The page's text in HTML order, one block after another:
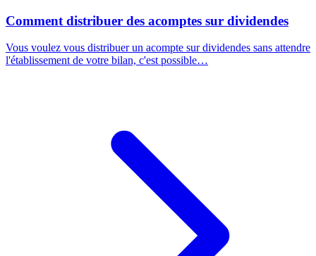
Comment distribuer des acomptes sur dividendes
Vous voulez vous distribuer un acompte sur dividendes sans attendre
l'établissement de votre bilan, c'est possible…